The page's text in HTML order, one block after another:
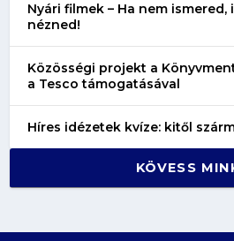
Nyári filmek – Ha nem ismered,
nézned!
Közösségi projekt a
a Tesco támogatásával
Híres idézetek kvíze: kitől
KÖVESS